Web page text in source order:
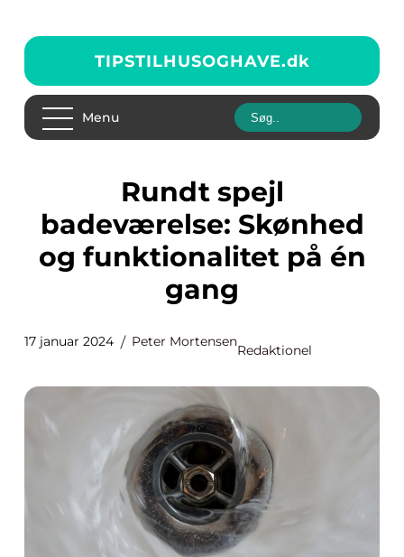
TIPSTILHUSOGHAVE.dk
Menu
Rundt spejl
badeværelse: Skønhed
og funktionalitet på én
gang
17 januar 2024 Peter Mortensen
Redaktionel